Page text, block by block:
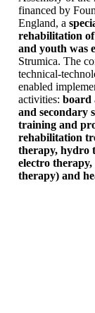
financed by
England, a
rehabilitation
and youth was
Strumica. The
technical-
enabled
activities: board
and secondary
training and
rehabilitation
therapy, hydro
electro
therapy) and